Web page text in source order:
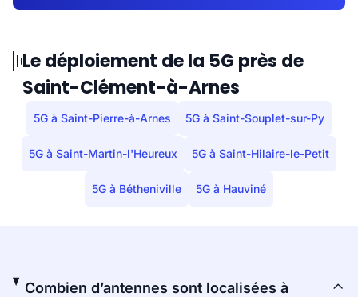
Le déploiement de la 5G près de
Saint-Clément-à-Arnes
5G à Saint-Pierre-à-Arnes 5G à Saint-Souplet-sur-Py
5G à Saint-Martin-l'Heureux 5G à Saint-Hilaire-le-Petit
5G à Bétheniville 5G à Hauviné
Combien d’antennes sont localisées à